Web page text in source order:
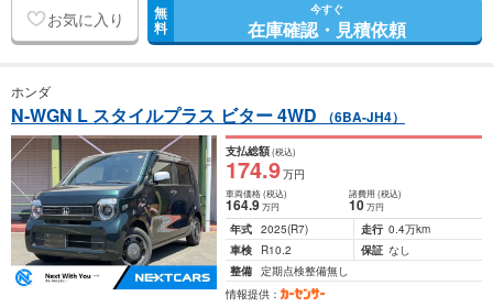
お気に入り 無
料
今すぐ
在庫確認・見積依頼
ホンダ
N-WGN L スタイルプラス ビター 4WD （6BA-JH4）
支払総額(税込)
174.9万円
車両価格(税込)
164.9万円
諸費用 (税込)
10 万円
年式 2025(R7) 走行 0.4万km
車検
R10.2 保証 なし
整備 定期点検整備無し
情報提供：